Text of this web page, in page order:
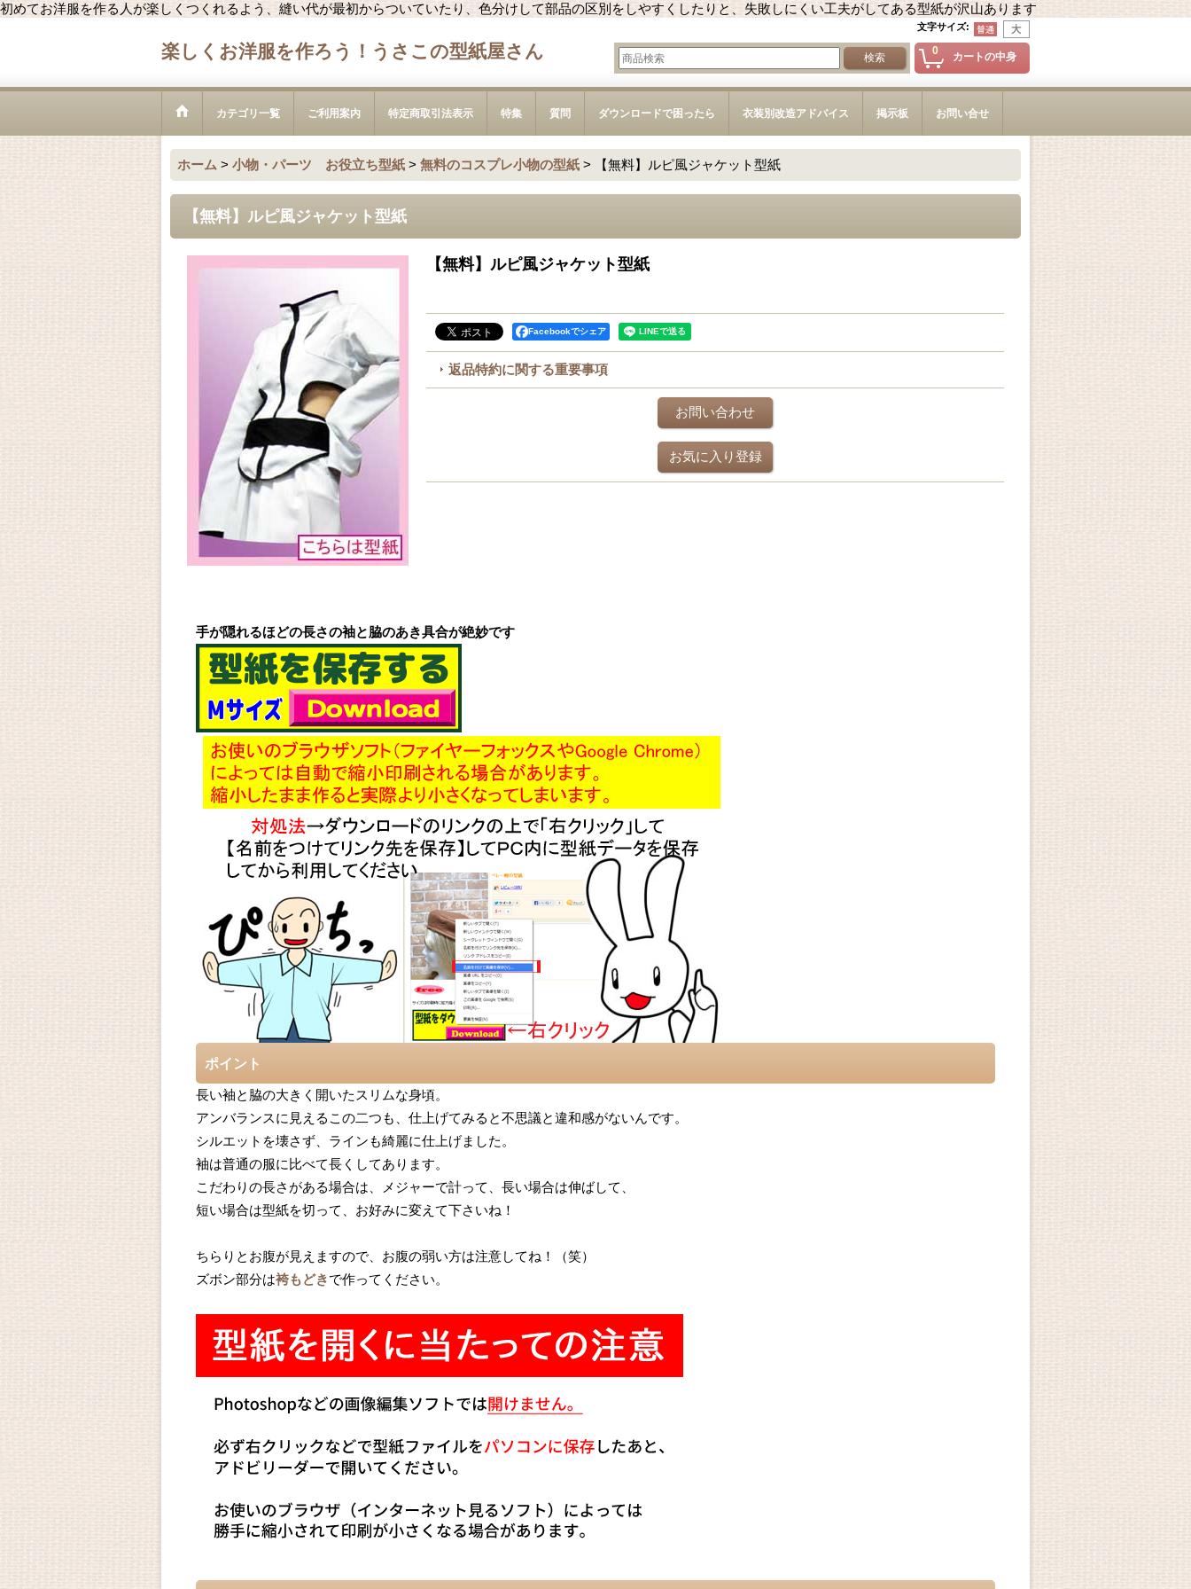
初めてお洋服を作る人が楽しくつくれるよう、縫い代が最初からついていたり、色分けして部品の区別をしやすくしたりと、失敗しにくい工夫がしてある型紙が沢山あります
文字サイズ:
楽しくお洋服を作ろう！うさこの型紙屋さん 0 カートの中身
カテゴリ一覧 ご利用案内 特定商取引法表示 特集 質問 ダウンロードで困ったら 衣装別改造アドバイス 掲示板 お問い合せ
ホーム > 小物・パーツ お役立ち型紙 > 無料のコスプレ小物の型紙 > 【無料】ルピ風ジャケット型紙
【無料】ルピ風ジャケット型紙
【無料】ルピ風ジャケット型紙
Facebookでシェア
返品特約に関する重要事項
お問い合わせ
お気に入り登録
手が隠れるほどの長さの袖と脇のあき具合が絶妙です
ポイント
長い袖と脇の大きく開いたスリムな身頃。
アンバランスに見えるこの二つも、仕上げてみると不思議と違和感がないんです。
シルエットを壊さず、ラインも綺麗に仕上げました。
袖は普通の服に比べて長くしてあります。
こだわりの長さがある場合は、メジャーで計って、長い場合は伸ばして、
短い場合は型紙を切って、お好みに変えて下さいね！
ちらりとお腹が見えますので、 お腹の弱い方は注意してね！（笑）
ズボン部分は袴もどきで作ってください。